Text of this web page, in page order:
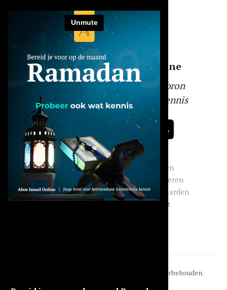
Aboe Ismail Online
Jouw betrouwbare bron
voor Islamitische kennis
Menu
Dashboard
Abonnement
Modules
Q&A
Socials
Instagram
Facebook
LinkedIn
WhatsApp
Overig
Inloggen
Registreren
Voorwaarden
Contact
. Alle rechten voorbehouden.